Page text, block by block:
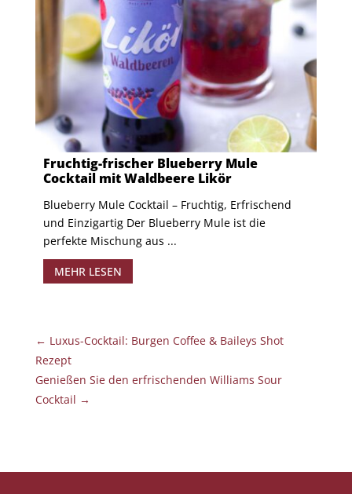
Fruchtig-frischer Blueberry Mule
Cocktail mit Waldbeere Likör
Blueberry Mule Cocktail – Fruchtig, Erfrischend
und Einzigartig Der Blueberry Mule ist die
perfekte Mischung aus ...
MEHR LESEN
← Luxus-Cocktail: Burgen Coffee & Baileys Shot
Rezept
Genießen Sie den erfrischenden Williams Sour
Cocktail →